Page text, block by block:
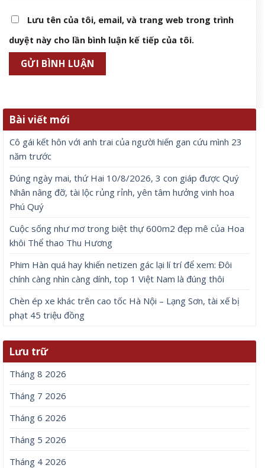
Lưu tên của tôi, email, và trang web trong trình
duyệt này cho lần bình luận kế tiếp của tôi.
Bài viết mới
Cô gái kết hôn với anh trai của người hiến gan cứu mình 23
năm trước
Đúng ngày mai, thứ Hai 10/8/2026, 3 con giáp được Quý
Nhân nâng đỡ, tài lộc rủng rỉnh, yên tâm hưởng vinh hoa
Phú Quý
Cuộc sống như mơ trong biệt thự 600m2 đẹp mê của Hoa
khôi Thể thao Thu Hương
Phim Hàn quá hay khiến netizen gác lại lí trí để xem: Đôi
chính càng nhìn càng dính, top 1 Việt Nam là đúng thôi
Chèn ép xe khác trên cao tốc Hà Nội – Lạng Sơn, tài xế bị
phạt 45 triệu đồng
Lưu trữ
Tháng 8 2026
Tháng 7 2026
Tháng 6 2026
Tháng 5 2026
Tháng 4 2026